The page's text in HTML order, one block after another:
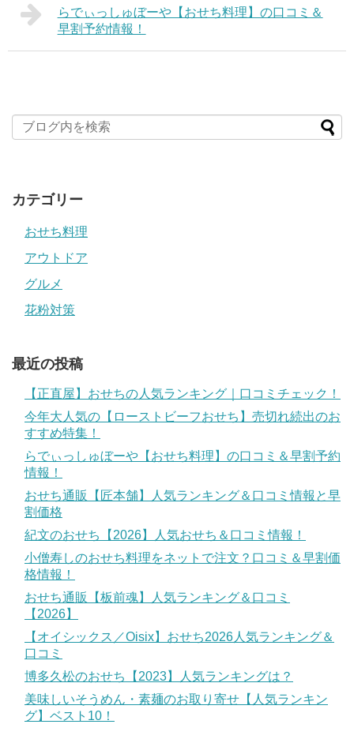
らでぃっしゅぼーや【おせち料理】の口コミ＆
早割予約情報！
カテゴリー
おせち料理
アウトドア
グルメ
花粉対策
最近の投稿
【正直屋】おせちの人気ランキング｜口コミチェック！
今年大人気の【ローストビーフおせち】売切れ続出のお
すすめ特集！
らでぃっしゅぼーや【おせち料理】の口コミ＆早割予約
情報！
おせち通販【匠本舗】人気ランキング＆口コミ情報と早
割価格
紀文のおせち【2026】人気おせち＆口コミ情報！
小僧寿しのおせち料理をネットで注文？口コミ＆早割価
格情報！
おせち通販【板前魂】人気ランキング＆口コミ
【2026】
【オイシックス／Oisix】おせち2026人気ランキング＆
口コミ
博多久松のおせち【2023】人気ランキングは？
美味しいそうめん・素麺のお取り寄せ【人気ランキン
グ】ベスト10！